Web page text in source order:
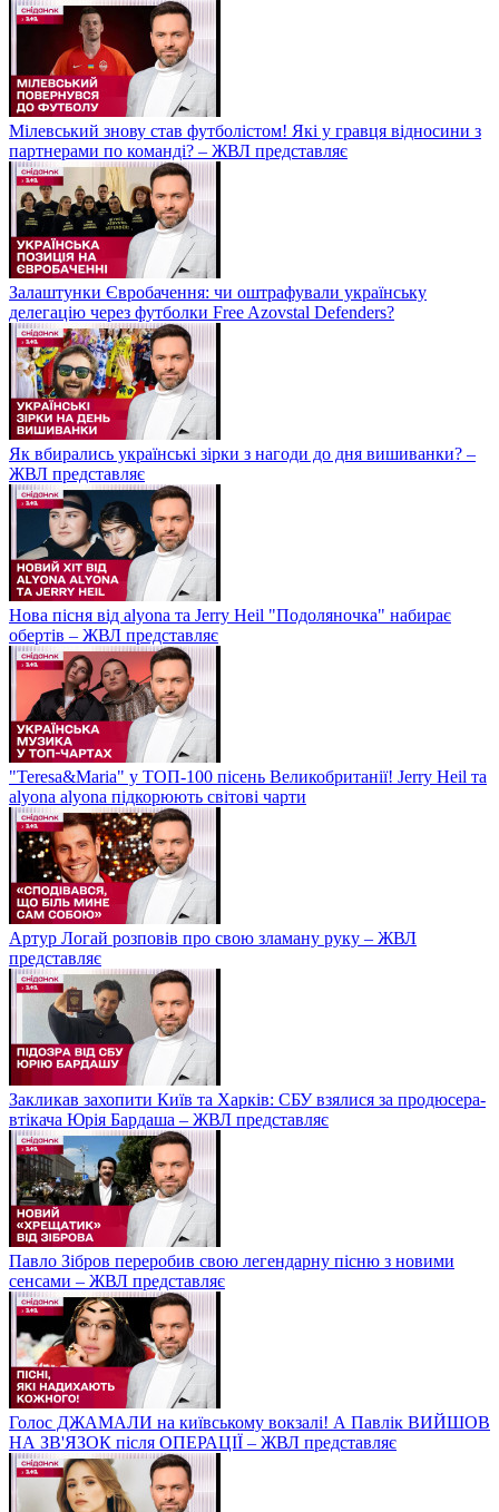
Мілевський знову став футболістом! Які у гравця відносини з
партнерами по команді? – ЖВЛ представляє
Залаштунки Євробачення: чи оштрафували українську
делегацію через футболки Free Azovstal Defenders?
Як вбирались українські зірки з нагоди до дня вишиванки? –
ЖВЛ представляє
Нова пісня від alyona та Jerry Heil "Подоляночка" набирає
обертів – ЖВЛ представляє
"Teresa&Maria" у ТОП-100 пісень Великобританії! Jerry Heil та
alyona alyona підкорюють світові чарти
Артур Логай розповів про свою зламану руку – ЖВЛ
представляє
Закликав захопити Київ та Харків: СБУ взялися за продюсера-
втікача Юрія Бардаша – ЖВЛ представляє
Павло Зібров переробив свою легендарну пісню з новими
сенсами – ЖВЛ представляє
Голос ДЖАМАЛИ на київському вокзалі! А Павлік ВИЙШОВ
НА ЗВ'ЯЗОК після ОПЕРАЦІЇ – ЖВЛ представляє